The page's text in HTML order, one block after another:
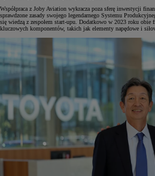
Współpraca z Joby Aviation wykracza poza sferę inwestycji
sprawdzone zasady swojego legendarnego Systemu
się wiedzą z zespołem start-upu. Dodatkowo w 2023 roku obie
kluczowych komponentów, takich jak elementy napędowe i